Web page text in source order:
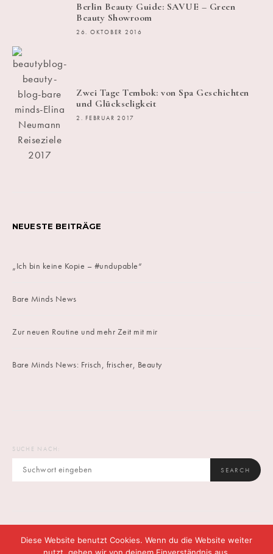
Berlin Beauty Guide: SAVUE – Green
Beauty Showroom
26. OKTOBER 2016
Zwei Tage Tembok: von Spa Geschichten
und Glückseligkeit
2. FEBRUAR 2017
NEUESTE BEITRÄGE
„Ich bin keine Kopie – #undupable“
Bare Minds News
Zur neuen Routine und mehr Zeit mit mir
Bare Minds News: Frisch, frischer, Beauty
SUCHE NACH:
SEARCH
DATENSCHUTZ CONTACT
Diese Website benutzt Cookies. Wenn du die Website weiter